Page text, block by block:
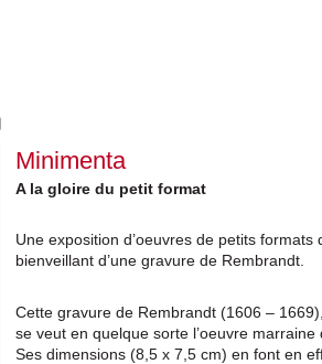
Minimenta
A la gloire du petit format
Une exposition d’oeuvres de petits
bienveillant d’une gravure de Rembrandt.
Cette gravure de Rembrandt (1606 –
se veut en quelque sorte l’oeuvre marraine
Ses dimensions (8,5 x 7,5 cm) en font en